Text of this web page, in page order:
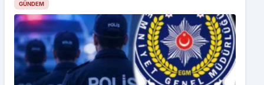
GÜNDEM